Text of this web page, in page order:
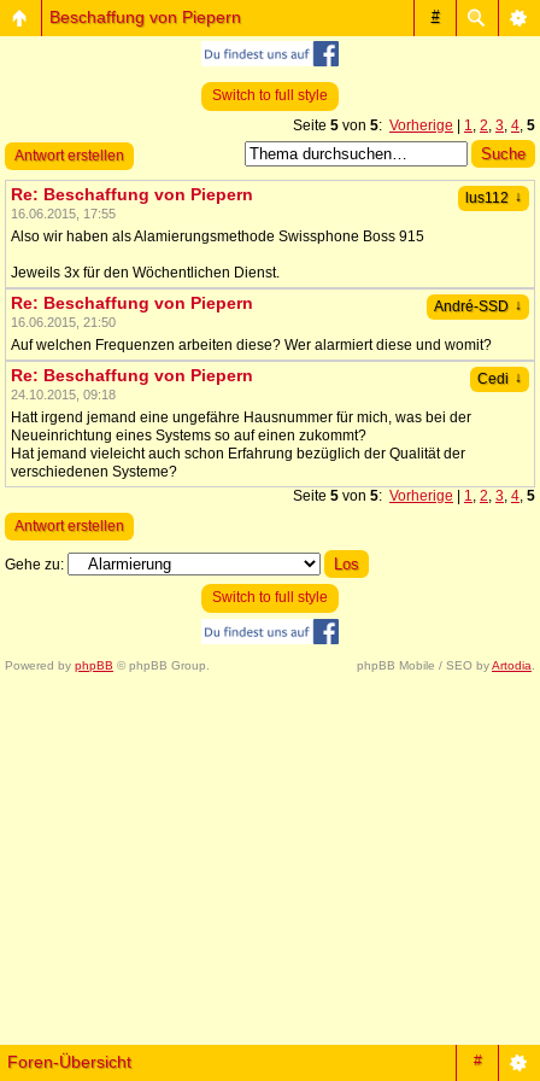
#
Beschaffung von Piepern
Switch to full style
Seite 5 von 5: Vorherige 1, 2, 3, 4, 5
Antwort erstellen
lus112 ↓
Re: Beschaffung von Piepern
16.06.2015, 17:55
Also wir haben als Alamierungsmethode Swissphone Boss 915
Jeweils 3x für den Wöchentlichen Dienst.
André-SSD ↓
Re: Beschaffung von Piepern
16.06.2015, 21:50
Auf welchen Frequenzen arbeiten diese? Wer alarmiert diese und womit?
Cedi ↓
Re: Beschaffung von Piepern
24.10.2015, 09:18
Hatt irgend jemand eine ungefähre Hausnummer für mich, was bei der
Neueinrichtung eines Systems so auf einen zukommt?
Hat jemand vieleicht auch schon Erfahrung bezüglich der Qualität der
verschiedenen Systeme?
Seite 5 von 5: Vorherige 1, 2, 3, 4, 5
Antwort erstellen
Gehe zu:
Switch to full style
Powered by phpBB © phpBB Group. phpBB Mobile / SEO byArtodia
Foren-Übersicht #